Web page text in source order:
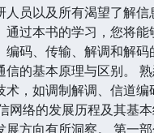
人员以及所有渴望了解
通过本书的学习，您将能
编码、传输、解调和解码
信的基本原理与区别。
术，如调制解调、信道编
网络的发展历程及其基
展方向有所洞察。 第一